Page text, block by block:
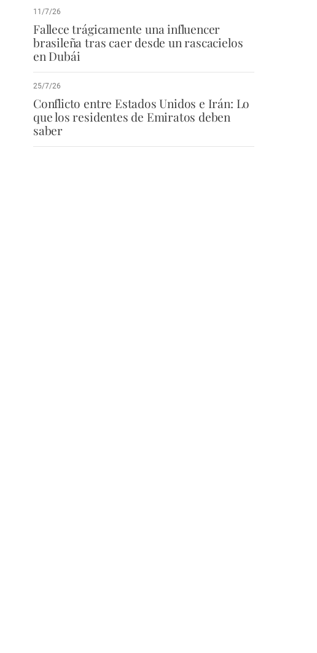
11/7/26
Fallece trágicamente una influencer
brasileña tras caer desde un rascacielos
en Dubái
25/7/26
Conflicto entre Estados Unidos e Irán: Lo
que los residentes de Emiratos deben
saber